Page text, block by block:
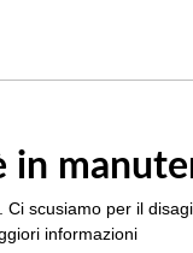
in
Ci scusiamo per il
informazioni